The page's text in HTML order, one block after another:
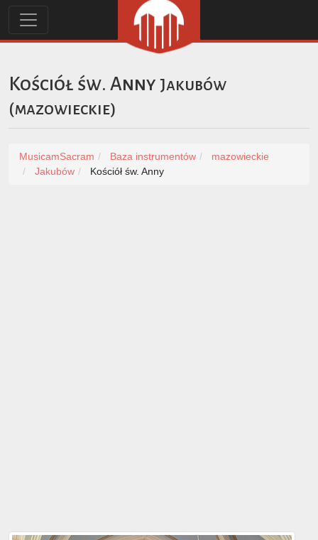
Kościół św. Anny Jakubów
(mazowieckie)
MusicamSacram Baza instrumentów
mazowieckie
Jakubów
Kościół św. Anny